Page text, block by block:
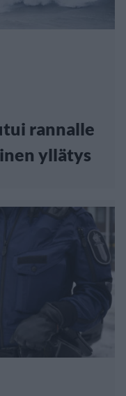
rannalle
yllätys